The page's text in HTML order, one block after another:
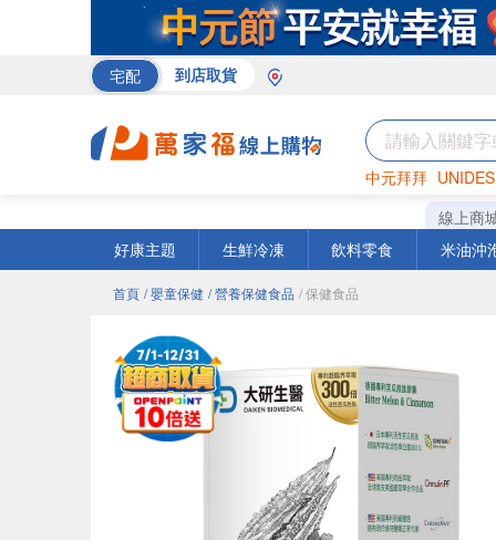
宅配 到店取貨
中元拜拜
罐頭 海苔
線上商
好康主題
生鮮冷凍 飲料零食 米油沖
首頁 / 嬰童保健 / 營養保健食品 / 保健食品